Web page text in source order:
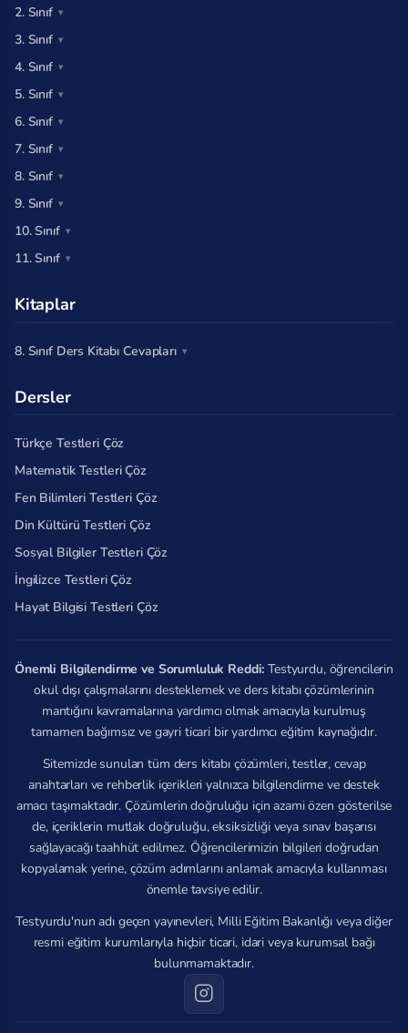
2. Sınıf
3. Sınıf
4. Sınıf
5. Sınıf
6. Sınıf
7. Sınıf
8. Sınıf
9. Sınıf
10. Sınıf
11. Sınıf
Kitaplar
8. Sınıf Ders Kitabı Cevapları
Dersler
Türkçe Testleri Çöz
Matematik Testleri Çöz
Fen Bilimleri Testleri Çöz
Din Kültürü Testleri Çöz
Sosyal Bilgiler Testleri Çöz
İngilizce Testleri Çöz
Hayat Bilgisi Testleri Çöz
Önemli Bilgilendirme ve Sorumluluk Reddi: Testyurdu, öğrencilerin
okul dışı çalışmalarını desteklemek ve ders kitabı çözümlerinin
mantığını kavramalarına yardımcı olmak amacıyla kurulmuş
tamamen bağımsız ve gayri ticari bir yardımcı eğitim kaynağıdır.
Sitemizde sunulan tüm ders kitabı çözümleri, testler, cevap
anahtarları ve rehberlik içerikleri yalnızca bilgilendirme ve destek
amacı taşımaktadır. Çözümlerin doğruluğu için azami özen gösterilse
de, içeriklerin mutlak doğruluğu, eksiksizliği veya sınav başarısı
sağlayacağı taahhüt edilmez. Öğrencilerimizin bilgileri doğrudan
kopyalamak yerine, çözüm adımlarını anlamak amacıyla kullanması
önemle tavsiye edilir.
Testyurdu'nun adı geçen yayınevleri, Milli Eğitim Bakanlığı veya diğer
resmi eğitim kurumlarıyla hiçbir ticari, idari veya kurumsal bağı
bulunmamaktadır.